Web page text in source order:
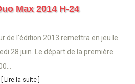
Max 2014 H-24
de l'édition 2013 remettra en jeu le
28 juin. Le départ de la première
[ Lire la suite ]